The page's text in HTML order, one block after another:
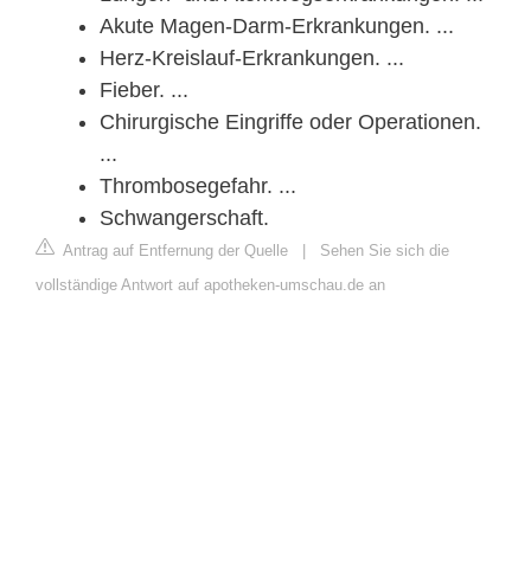
Akute Magen-Darm-Erkrankungen. ...
Herz-Kreislauf-Erkrankungen. ...
Fieber. ...
Chirurgische Eingriffe oder Operationen.
...
Thrombosegefahr. ...
Schwangerschaft.
Antrag auf Entfernung der Quelle | Sehen Sie sich die
vollständige Antwort auf apotheken-umschau.de an